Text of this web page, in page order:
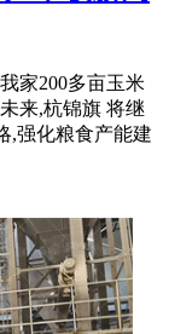
家200多亩玉米
来,杭锦旗 将继
,强化粮食产能建